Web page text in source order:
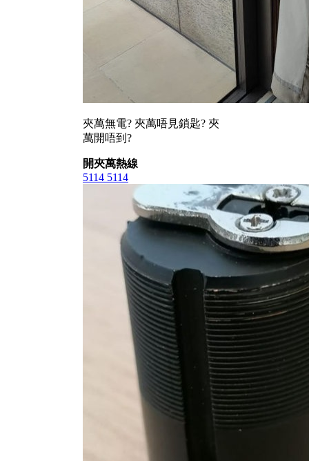
夾萬無電? 夾萬唔見鎖匙? 夾
萬開唔到?
開夾萬熱線
5114 5114